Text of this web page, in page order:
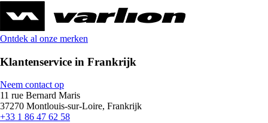
Ontdek al onze merken
Klantenservice in Frankrijk
Neem contact op
11 rue Bernard Maris
37270 Montlouis-sur-Loire, Frankrijk
+33 1 86 47 62 58